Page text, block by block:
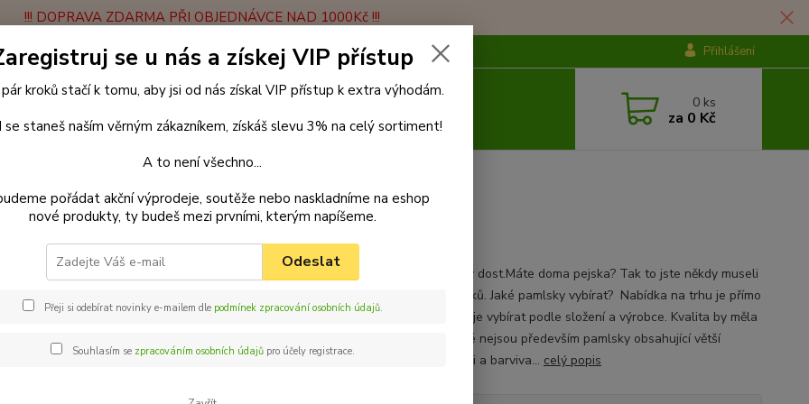
!!! DOPRAVA ZDARMA PŘI OBJEDNÁVCE NAD 1000Kč !!!
Vrácení zboží Obchodní podmínky Velkoobchodní spolupráce Přihlášení
0 ks
za 0 Kč
plněné kachnou 250g
Pamlsků není nikdy dost.Máte doma pejska? Tak to jste někdy museli
řešit otázku pamlsků. Jaké pamlsky vybírat? Nabídka na trhu je přímo
gigantická. Základ je vybírat podle složení a výrobce. Kvalita by měla
být základ. Vhodné nejsou především pamlsky obsahující větší
množství cukru, soli a barviva... celý popis
se u nás a získej VIP přístup
kroků stačí k tomu, aby jsi od nás získal VIP přístup k extra výhodám.
se staneš naším věrným zákazníkem, získáš slevu 3% na celý sortiment!
A to není všechno...
pořádat akční výprodeje, soutěže nebo naskladníme na eshop
nové produkty, ty budeš mezi prvními, kterým napíšeme.
Odeslat
Přeji si odebírat novinky e-mailem dle podmínek zpracování osobních údajů.
Souhlasím se zpracováním osobních údajůpro účely registrace.